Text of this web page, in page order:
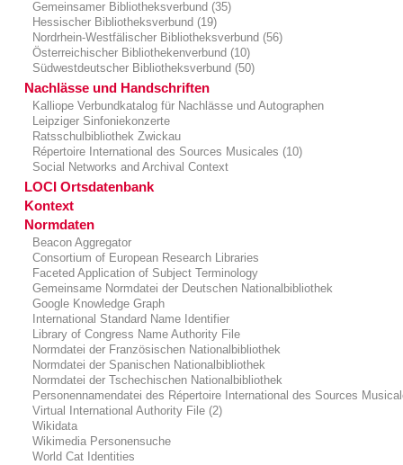
Gemeinsamer Bibliotheksverbund (35)
Hessischer Bibliotheksverbund (19)
Nordrhein-Westfälischer Bibliotheksverbund (56)
Österreichischer Bibliothekenverbund (10)
Südwestdeutscher Bibliotheksverbund (50)
Nachlässe und Handschriften
Kalliope Verbundkatalog für Nachlässe und Autographen
Leipziger Sinfoniekonzerte
Ratsschulbibliothek Zwickau
Répertoire International des Sources Musicales (10)
Social Networks and Archival Context
LOCI Ortsdatenbank
Kontext
Normdaten
Beacon Aggregator
Consortium of European Research Libraries
Faceted Application of Subject Terminology
Gemeinsame Normdatei der Deutschen Nationalbibliothek
Google Knowledge Graph
International Standard Name Identifier
Library of Congress Name Authority File
Normdatei der Französischen Nationalbibliothek
Normdatei der Spanischen Nationalbibliothek
Normdatei der Tschechischen Nationalbibliothek
Personennamendatei des Répertoire International des Sources
Virtual International Authority File (2)
Wikidata
Wikimedia Personensuche
World Cat Identities